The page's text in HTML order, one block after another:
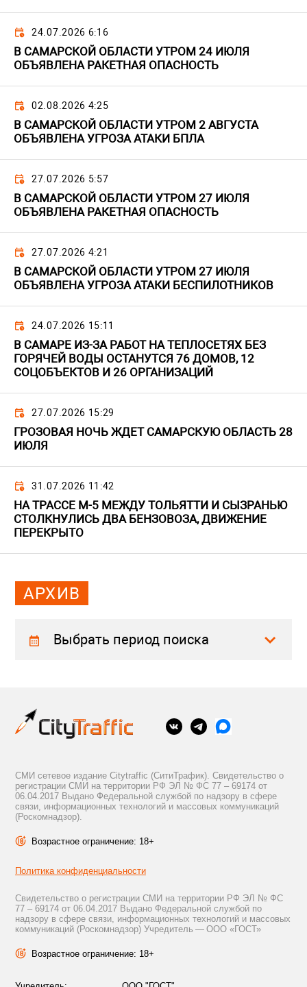
24.07.2026 6:16
В САМАРСКОЙ ОБЛАСТИ УТРОМ 24 ИЮЛЯ
ОБЪЯВЛЕНА РАКЕТНАЯ ОПАСНОСТЬ
02.08.2026 4:25
В САМАРСКОЙ ОБЛАСТИ УТРОМ 2 АВГУСТА
ОБЪЯВЛЕНА УГРОЗА АТАКИ БПЛА
27.07.2026 5:57
В САМАРСКОЙ ОБЛАСТИ УТРОМ 27 ИЮЛЯ
ОБЪЯВЛЕНА РАКЕТНАЯ ОПАСНОСТЬ
27.07.2026 4:21
В САМАРСКОЙ ОБЛАСТИ УТРОМ 27 ИЮЛЯ
ОБЪЯВЛЕНА УГРОЗА АТАКИ БЕСПИЛОТНИКОВ
24.07.2026 15:11
В САМАРЕ ИЗ-ЗА РАБОТ НА ТЕПЛОСЕТЯХ БЕЗ
ГОРЯЧЕЙ ВОДЫ ОСТАНУТСЯ 76 ДОМОВ, 12
СОЦОБЪЕКТОВ И 26 ОРГАНИЗАЦИЙ
27.07.2026 15:29
ГРОЗОВАЯ НОЧЬ ЖДЕТ САМАРСКУЮ ОБЛАСТЬ 28
ИЮЛЯ
31.07.2026 11:42
НА ТРАССЕ М-5 МЕЖДУ ТОЛЬЯТТИ И СЫЗРАНЬЮ
СТОЛКНУЛИСЬ ДВА БЕНЗОВОЗА, ДВИЖЕНИЕ
ПЕРЕКРЫТО
АРХИВ
Выбрать период поиска
СМИ сетевое издание Citytraffic (СитиТрафик). Свидетельство о
регистрации СМИ на территории РФ ЭЛ № ФС 77 – 69174 от
06.04.2017 Выдано Федеральной службой по надзору в сфере
связи, информационных технологий и массовых коммуникаций
(Роскомнадзор).
Возрастное ограничение: 18+
Политика конфиденциальности
Свидетельство о регистрации СМИ на территории РФ ЭЛ № ФС
77 – 69174 от 06.04.2017 Выдано Федеральной службой по
надзору в сфере связи, информационных технологий и массовых
коммуникаций (Роскомнадзор) Учредитель — ООО «ГОСТ»
Возрастное ограничение: 18+